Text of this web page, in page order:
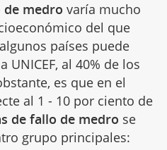
medro varía mucho
del que
países puede
UNICEF, al 40% de los
es que en el
al 1 - 10 por ciento de
de fallo de medro se
grupo principales: